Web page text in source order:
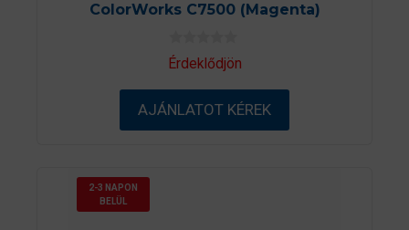
ColorWorks C7500 (Magenta)
0
a
-
ő
Érdeklődjön
AJÁNLATOT KÉREK
2-3 NAPON
BELÜL